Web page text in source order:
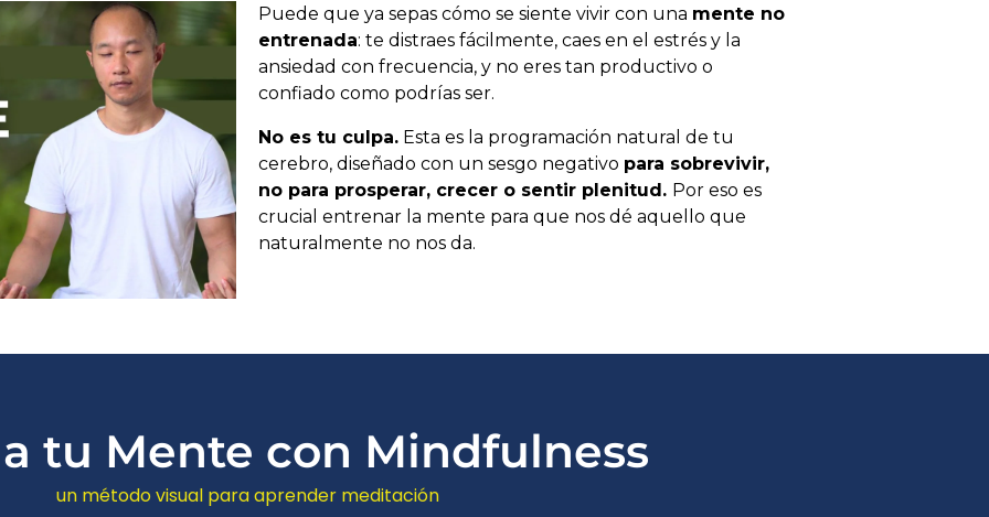
Puede que ya sepas cómo se siente vivir con una mente no
entrenada: te distraes fácilmente, caes en el estrés y la
ansiedad con frecuencia, y no eres tan productivo o
confiado como podrías ser.
No es tu culpa. Esta es la programación natural de tu
cerebro, diseñado con un sesgo negativo para sobrevivir,
no para prosperar, crecer o sentir plenitud. Por eso es
crucial entrenar la mente para que nos dé aquello que
naturalmente no nos da.
tu Mente con Mindfulness
un método visual para aprender meditación​